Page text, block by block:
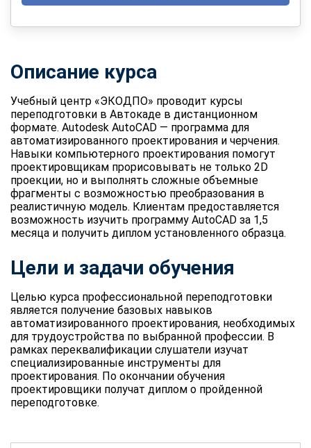
Описание курса
Учебный центр «ЭКОДПО» проводит курсы
переподготовки в Автокаде в дистанционном
формате. Autodesk AutoCAD — программа для
автоматизированного проектирования и черчения.
Навыки компьютерного проектирования помогут
проектировщикам прорисовывать не только 2D
проекции, но и выполнять сложные объемные
фрагменты с возможностью преобразования в
реалистичную модель. Клиентам предоставляется
возможность изучить программу AutoCAD за 1,5
месяца и получить диплом установленного образца.
Цели и задачи обучения
Целью курса профессиональной переподготовки
является получение базовых навыков
автоматизированного проектирования, необходимых
для трудоустройства по выбранной профессии. В
рамках переквалификации слушатели изучат
специализированные инструменты для
проектирования. По окончании обучения
проектировщики получат диплом о пройденной
переподготовке.